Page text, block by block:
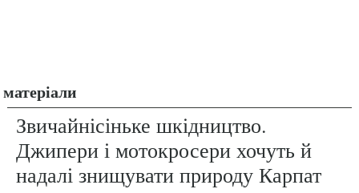
матеріали
Звичайнісіньке шкідництво.
Джипери і мотокросери хочуть й
надалі знищувати природу Карпат